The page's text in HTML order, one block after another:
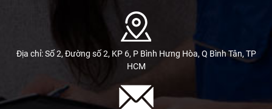
Địa chỉ: Số 2, Đường số 2, KP 6, P Bình Hưng Hòa, Q Bình Tân, TP
HCM